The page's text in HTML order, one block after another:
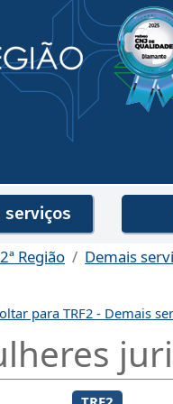
JustiçaImagem
serviços
Região Demais
para TRF2 - Demais